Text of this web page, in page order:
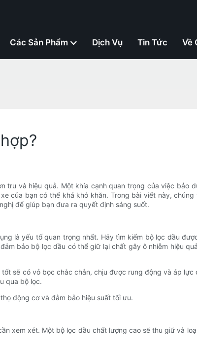
Các Sản Phẩm Dịch Vụ Tin Tức Về
và hiệu quả. Một khía cạnh quan trọng của việc bảo
của bạn có thể khá khó khăn. Trong bài viết này,
để giúp bạn đưa ra quyết định sáng suốt.
là yếu tố quan trọng nhất. Hãy tìm kiếm bộ lọc dầu
bảo bộ lọc dầu có thể giữ lại chất gây ô nhiễm hiệu
sẽ có vỏ bọc chắc chắn, chịu được rung động và áp
qua bộ lọc.
động cơ và đảm bảo hiệu suất tối ưu.
xem xét. Một bộ lọc dầu chất lượng cao sẽ thu giữ và